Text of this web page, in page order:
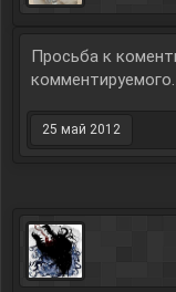
Просьба к
комментируемого.
25 май 2012